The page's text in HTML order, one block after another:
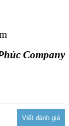
Company